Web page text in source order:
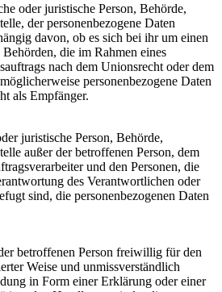
oder juristische Person, Behörde,
der personenbezogene Daten
davon, ob es sich bei ihr um einen
die im Rahmen eines
nach dem Unionsrecht oder dem
personenbezogene Daten
als Empfänger.
juristische Person, Behörde,
außer der betroffenen Person, dem
und den Personen, die
des Verantwortlichen oder
sind, die personenbezogenen Daten
betroffenen Person freiwillig für den
Weise und unmissverständlich
in Form einer Erklärung oder einer